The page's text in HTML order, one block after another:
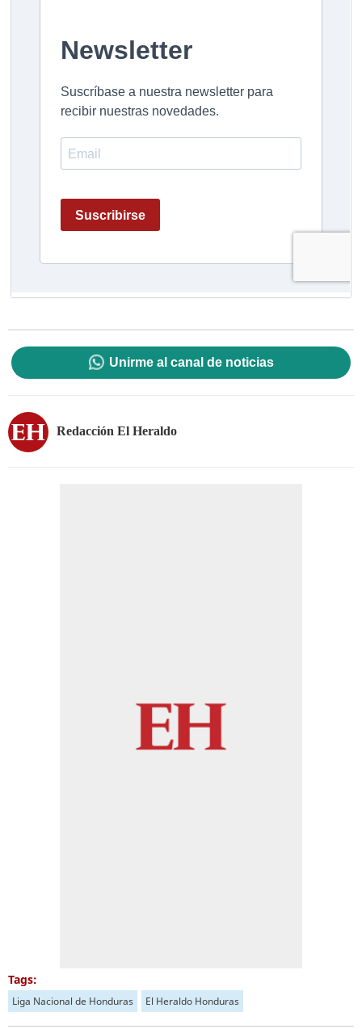
Unirme al canal de noticias
Redacción El Heraldo
Tags:
Liga Nacional de Honduras El Heraldo Honduras